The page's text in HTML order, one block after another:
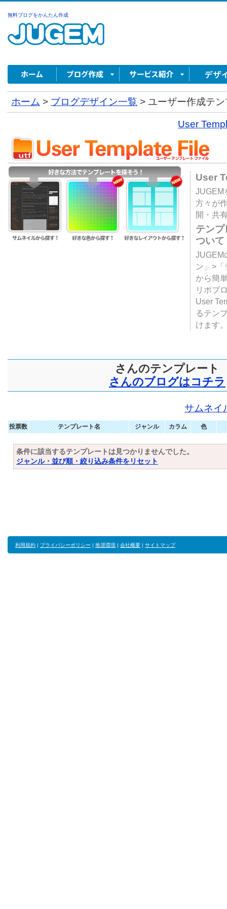
無料ブログをかんたん作成
ホーム > ブログデザイン一覧 > ユーザー作成テ
User
User
JUGEM
方々が
開・共
テン
ついて
JUGEM
ン」>
から簡
リポブ
User
るテン
けます
さんのテンプレート
さんのブログはコチラ
サムネイ
投票数 テンプレート名 ジャンル カラム 色
条件に該当するテンプレートは見つかりませんでした。
ジャンル・並び順・絞り込み条件をリセット
利用規約 | プライバシーポリシー | 推奨環境 | 会社概要 | サイトマップ